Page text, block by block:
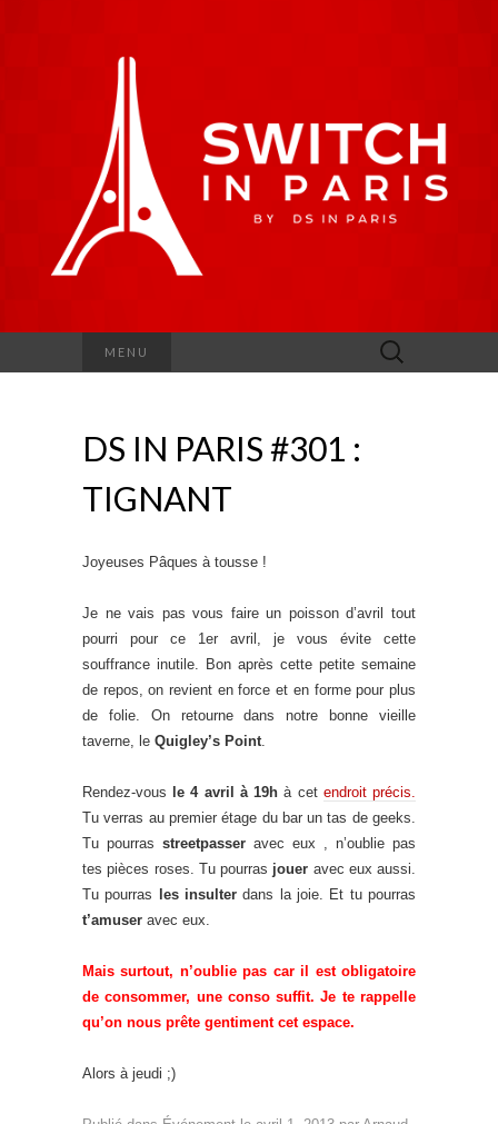
MENU Rechercher :
DS IN PARIS #301 :
TIGNANT
Joyeuses Pâques à tousse !
Je ne vais pas vous faire un poisson d’avril tout
pourri pour ce 1er avril, je vous évite cette
souffrance inutile. Bon après cette petite semaine
de repos, on revient en force et en forme pour plus
de folie. On retourne dans notre bonne vieille
taverne, le Quigley’s Point
Rendez-vous le 4 avril à 19h à cet endroit précis.
Tu verras au premier étage du bar un tas de geeks.
Tu pourras streetpasser avec eux
, n’oublie pas
tes pièces roses. Tu pourras jouer avec eux aussi.
Tu pourras
les insulter dans la joie. Et tu pourras
t’amuser avec eux.
Mais surtout, n’oublie pas car il est obligatoire
de consommer, une conso suffit. Je te rappelle
qu’on nous prête gentiment cet espace.
Alors à jeudi ;)